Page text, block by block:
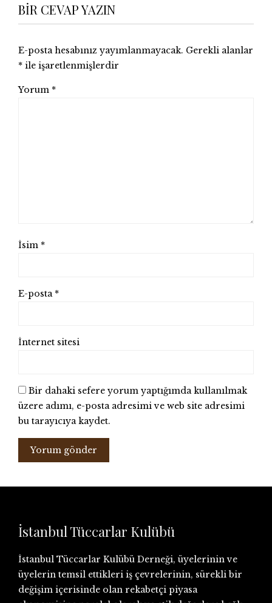
BIR CEVAP YAZIN
E-posta hesabınız yayımlanmayacak. Gerekli alanlar
* ile işaretlenmişlerdir
Yorum *
İsim *
E-posta *
İnternet sitesi
Bir dahaki sefere yorum yaptığımda kullanılmak
üzere adımı, e-posta adresimi ve web site adresimi
bu tarayıcıya kaydet.
İstanbul Tüccarlar Kulübü
İstanbul Tüccarlar Kulübü Derneği, üyelerinin ve
üyelerin temsil ettikleri iş çevrelerinin, sürekli bir
değişim içerisinde olan rekabetçi piyasa